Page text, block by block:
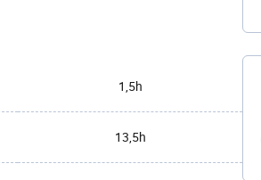
1,5h
13,5h